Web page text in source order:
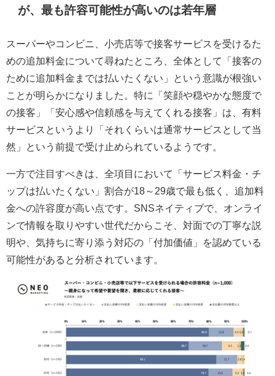
が、最も許容可能性が高いのは若年層
スーパーやコンビニ、小売店等で接客サービスを受けるた
めの追加料金について尋ねたところ、全体として「接客の
ために追加料金までは払いたくない」という意識が根強い
ことが明らかになりました。特に「笑顔や穏やかな態度で
の接客」「安心感や信頼感を与えてくれる接客」は、有料
サービスというより「それくらいは通常サービスとして当
然」という前提で受け止められているようです。
一方で注目すべきは、全項目において「サービス料金・チ
ップは払いたくない」割合が18～29歳で最も低く、追加料
金への許容度が高い点です。SNSネイティブで、オンライ
ンで情報を取りやすい世代だからこそ、対面での丁寧な説
明や、気持ちに寄り添う対応の「付加価値」を認めている
可能性があると分析されています。